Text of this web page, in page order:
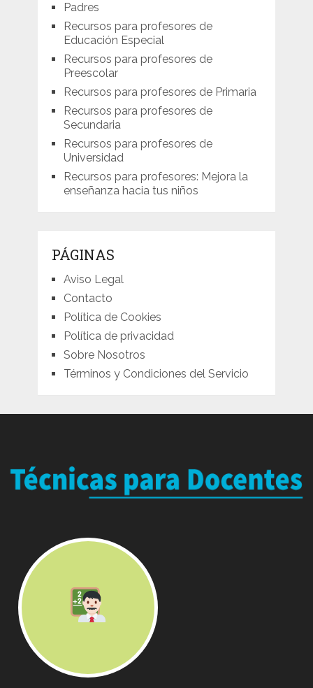
Padres
Recursos para profesores de
Educación Especial
Recursos para profesores de
Preescolar
Recursos para profesores de Primaria
Recursos para profesores de
Secundaria
Recursos para profesores de
Universidad
Recursos para profesores: Mejora la
enseñanza hacia tus niños
PÁGINAS
Aviso Legal
Contacto
Política de Cookies
Política de privacidad
Sobre Nosotros
Términos y Condiciones del Servicio